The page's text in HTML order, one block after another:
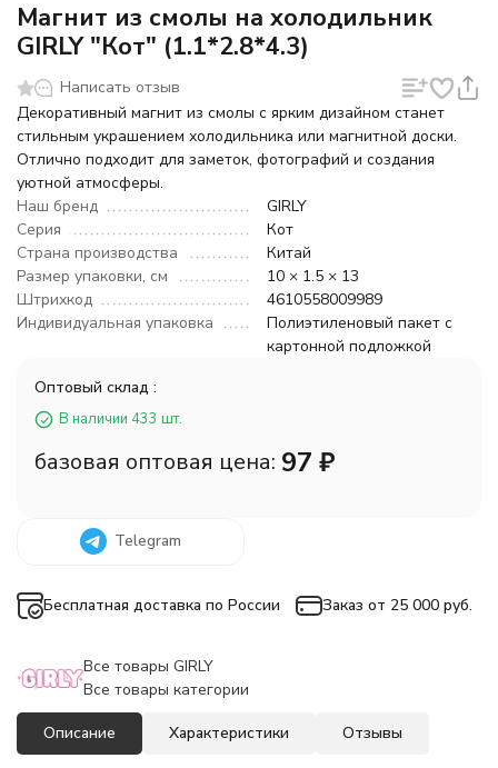
Магнит из смолы на холодильник
GIRLY "Кот" (1.1*2.8*4.3)
Написать отзыв
Декоративный магнит из смолы с ярким дизайном станет
стильным украшением холодильника или магнитной доски.
Отлично подходит для заметок, фотографий и создания
уютной атмосферы.
Наш бренд
GIRLY
Серия
Кот
Страна производства
Китай
Размер упаковки, см
10 × 1.5 × 13
Штрихкод
4610558009989
Индивидуальная упаковка
Полиэтиленовый пакет с
картонной подложкой
Оптовый склад :
В наличии 433 шт.
базовая оптовая цена: 97 ₽
Telegram
Бесплатная доставка по России Заказ от 25 000 руб.
Все товары GIRLY
Все товары категории
Описание Характеристики Отзывы